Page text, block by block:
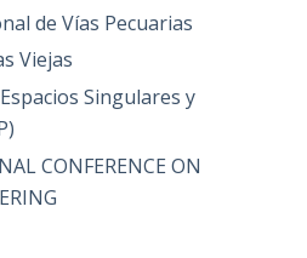
de Vías Pecuarias
Viejas
Singulares y
CONFERENCE ON